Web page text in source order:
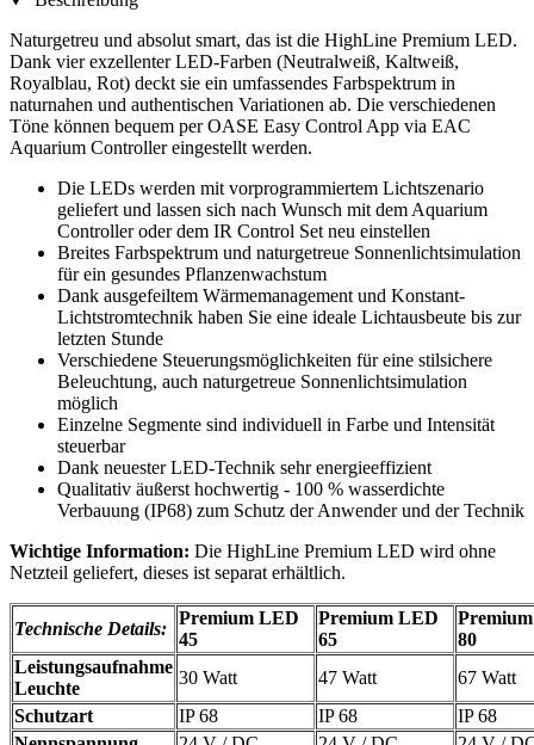
Naturgetreu und absolut smart, das ist die HighLine Premium LED.
Dank vier exzellenter LED-Farben (Neutralweiß, Kaltweiß,
Royalblau, Rot) deckt sie ein umfassendes Farbspektrum in
naturnahen und authentischen Variationen ab. Die verschiedenen
Töne können bequem per OASE Easy Control App via EAC
Aquarium Controller eingestellt werden.
Die LEDs werden mit vorprogrammiertem Lichtszenario
geliefert und lassen sich nach Wunsch mit dem Aquarium
Controller oder dem IR Control Set neu einstellen
Breites Farbspektrum und naturgetreue Sonnenlichtsimulation
für ein gesundes Pflanzenwachstum
Dank ausgefeiltem Wärmemanagement und Konstant-
Lichtstromtechnik haben Sie eine ideale Lichtausbeute bis zur
letzten Stunde
Verschiedene Steuerungsmöglichkeiten für eine stilsichere
Beleuchtung, auch naturgetreue Sonnenlichtsimulation
möglich
Einzelne Segmente sind individuell in Farbe und Intensität
steuerbar
Dank neuester LED-Technik sehr energieeffizient
Qualitativ äußerst hochwertig - 100 % wasserdichte
Verbauung (IP68) zum Schutz der Anwender und der Technik
Wichtige Information: Die HighLine Premium LED wird ohne
Netzteil geliefert, dieses ist separat erhältlich.
Technische Details:
Premium LED
45
Premium LED
65
80
Leistungsaufnahme
Leuchte
30 Watt 47 Watt
67 Watt
Schutzart
IP 68 IP 68
IP 68